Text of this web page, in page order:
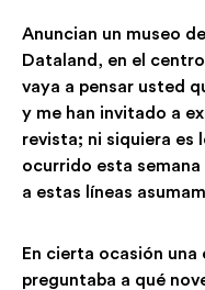
Anuncian un museo
Dataland, en el
vaya a pensar usted
y me han invitado a
revista; ni siquiera es
ocurrido esta semana
a estas líneas
En cierta ocasión una
preguntaba a qué